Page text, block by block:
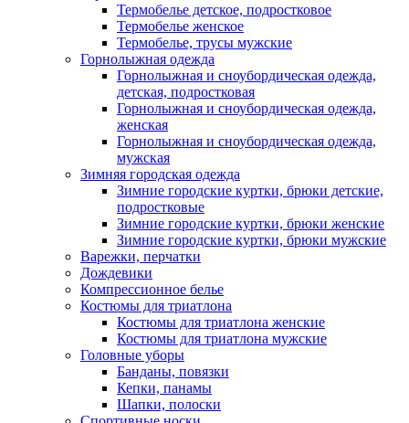
Термобелье детское, подростковое
Термобелье женское
Термобелье, трусы мужские
Горнолыжная одежда
Горнолыжная и сноубордическая одежда,
детская, подростковая
Горнолыжная и сноубордическая одежда,
женская
Горнолыжная и сноубордическая одежда,
мужская
Зимняя городская одежда
Зимние городские куртки, брюки детские,
подростковые
Зимние городские куртки, брюки женские
Зимние городские куртки, брюки мужские
Варежки, перчатки
Дождевики
Компрессионное белье
Костюмы для триатлона
Костюмы для триатлона женские
Костюмы для триатлона мужские
Головные уборы
Банданы, повязки
Кепки, панамы
Шапки, полоски